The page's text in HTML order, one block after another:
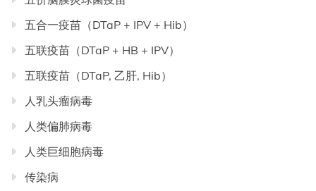
五合一疫苗（DTaP + IPV + Hib）
五联疫苗（DTaP + HB + IPV）
五联疫苗（DTaP, 乙肝, Hib）
人乳头瘤病毒
人类偏肺病毒
人类巨细胞病毒
传染病